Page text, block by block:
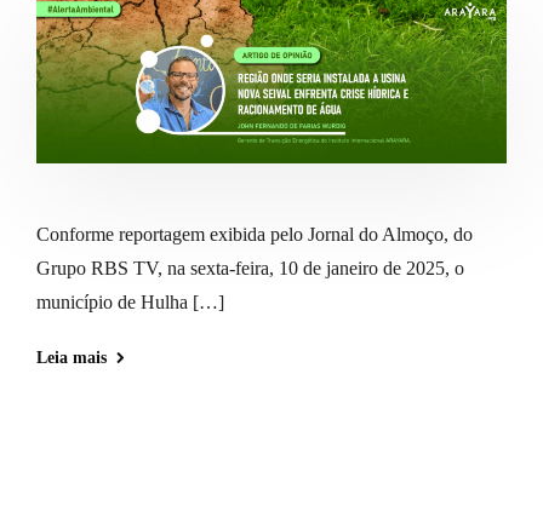
Conforme reportagem exibida pelo Jornal do Almoço, do
Grupo RBS TV, na sexta-feira, 10 de janeiro de 2025, o
município de Hulha […]
Leia mais